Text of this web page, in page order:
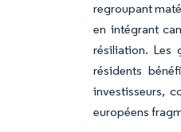
regroupant
en intégrant
résiliation. Les
résidents
investisseurs,
européens